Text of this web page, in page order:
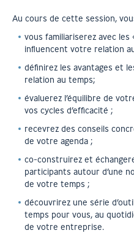
Au cours de cette session,
vous familiariserez avec
influencent votre relation
définirez les avantages et
relation au temps;
évaluerez l’équilibre de
vos cycles d’efficacité ;
recevrez des conseils
de votre agenda ;
co-construirez et
participants autour d’une
de votre temps ;
découvrirez une série
temps pour vous, au
de votre entreprise.